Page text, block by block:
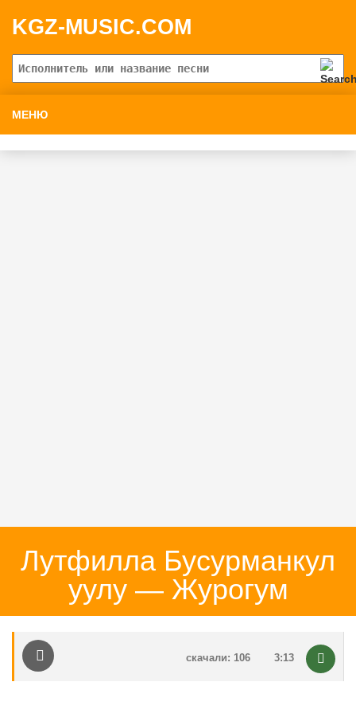
KGZ-MUSIC.COM
МЕНЮ
Лутфилла Бусурманкул
уулу — Журогум
3:13
скачали: 106